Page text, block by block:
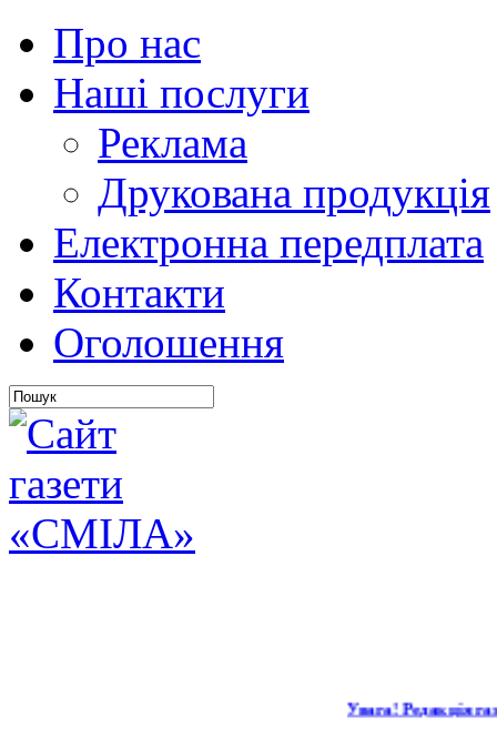
Про нас
Наші послуги
Реклама
Друкована продукція
Електронна передплата
Контакти
Оголошення
Увага! Редакція